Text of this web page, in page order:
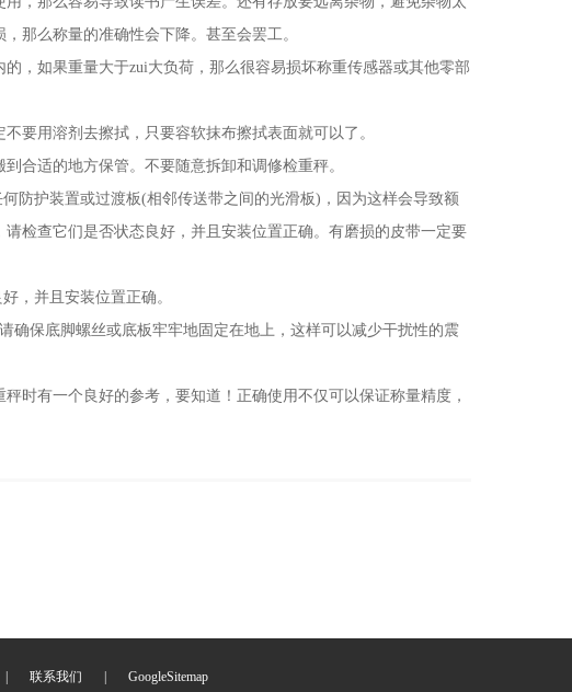
那么称量的准确性会下降。甚至会罢工。
如果重量大于zui大负荷，那么很容易损坏称重传感器或其他零部
用溶剂去擦拭，只要容软抹布擦拭表面就可以了。
适的地方保管。不要随意拆卸和调修检重秤。
护装置或过渡板(相邻传送带之间的光滑板)，因为这样会导致额
检查它们是否状态良好，并且安装位置正确。有磨损的皮带一定要
，并且安装位置正确。
保底脚螺丝或底板牢牢地固定在地上，这样可以减少干扰性的震
有一个良好的参考，要知道！正确使用不仅可以保证称量精度，
联系我们 GoogleSitemap